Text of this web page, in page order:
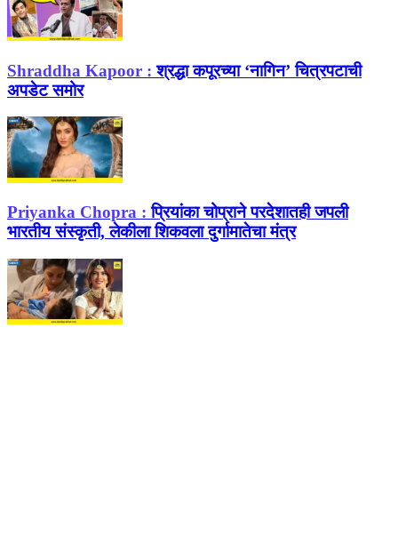
Shraddha Kapoor : श्रद्धा कपूरच्या ‘नागिन’ चित्रपटाची
अपडेट समोर
Priyanka Chopra : प्रियांका चोप्राने परदेशातही जपली
भारतीय संस्कृती, लेकीला शिकवला दुर्गामातेचा मंत्र